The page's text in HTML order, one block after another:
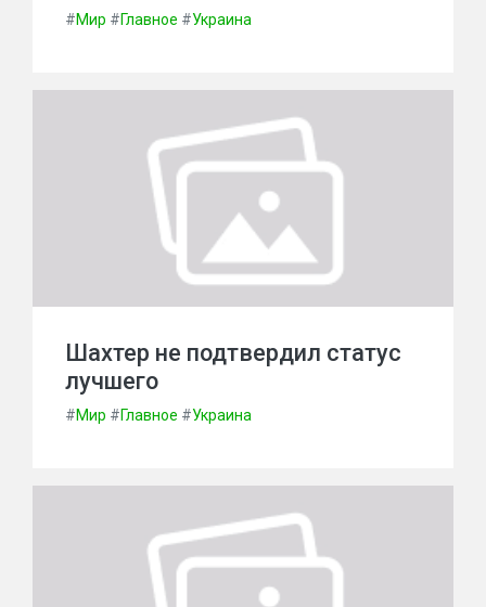
#Мир #Главное #Украина
Шахтер не подтвердил статус
лучшего
#Мир #Главное #Украина